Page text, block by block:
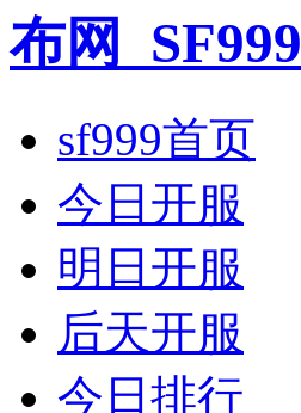
sf999首页
今日开服
明日开服
后天开服
今日排行